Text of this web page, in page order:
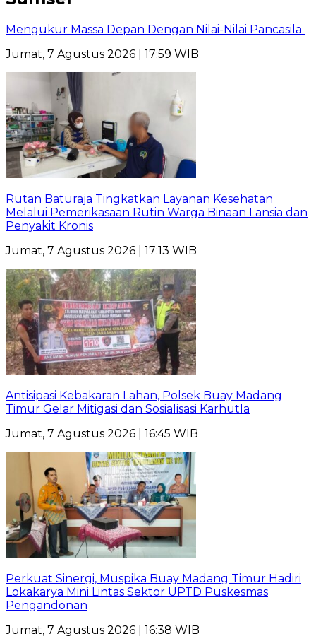
Mengukur Massa Depan Dengan Nilai-Nilai Pancasila
Jumat, 7 Agustus 2026 | 17:59 WIB
Rutan Baturaja Tingkatkan Layanan Kesehatan
Melalui Pemerikasaan Rutin Warga Binaan Lansia dan
Penyakit Kronis
Jumat, 7 Agustus 2026 | 17:13 WIB
Antisipasi Kebakaran Lahan, Polsek Buay Madang
Timur Gelar Mitigasi dan Sosialisasi Karhutla
Jumat, 7 Agustus 2026 | 16:45 WIB
Perkuat Sinergi, Muspika Buay Madang Timur Hadiri
Lokakarya Mini Lintas Sektor UPTD Puskesmas
Pengandonan
Jumat, 7 Agustus 2026 | 16:38 WIB